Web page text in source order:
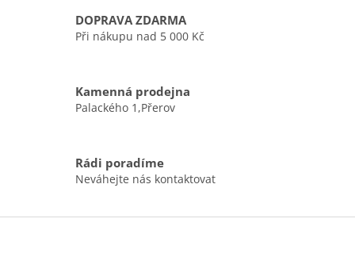
p
r
v
u
DOPRAVA ZDARMA
Při nákupu nad 5 000 Kč
Kamenná prodejna
Palackého 1,Přerov
Rádi poradíme
Neváhejte nás kontaktovat
Z